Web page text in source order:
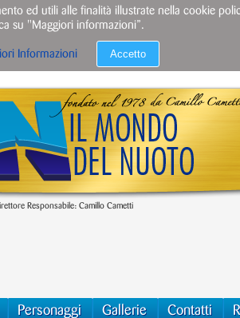
Responsabile: Camillo Cametti
Personaggi Gallerie Contatti
ed utili alle finalità illustrate nella cookie
su "Maggiori informazioni”.
Informazioni Accetto